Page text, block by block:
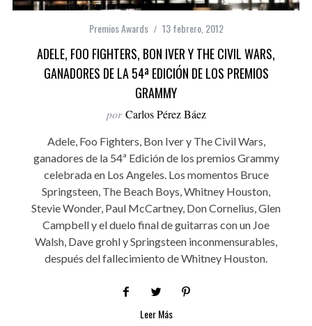
Premios Awards 13 febrero, 2012
ADELE, FOO FIGHTERS, BON IVER Y THE CIVIL WARS,
GANADORES DE LA 54ª EDICIÓN DE LOS PREMIOS
GRAMMY
por Carlos Pérez Báez
Adele, Foo Fighters, Bon Iver y The Civil Wars,
ganadores de la 54ª Edición de los premios Grammy
celebrada en Los Angeles. Los momentos Bruce
Springsteen, The Beach Boys, Whitney Houston,
Stevie Wonder, Paul McCartney, Don Cornelius, Glen
Campbell y el duelo final de guitarras con un Joe
Walsh, Dave grohl y Springsteen inconmensurables,
después del fallecimiento de Whitney Houston.
Leer Más